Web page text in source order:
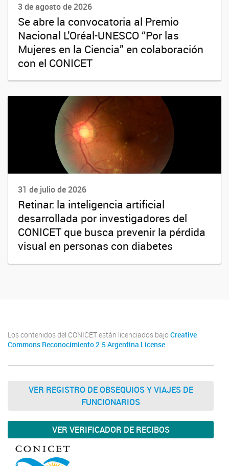
3 de agosto de 2026
Se abre la convocatoria al Premio
Nacional L’Oréal-UNESCO “Por las
Mujeres en la Ciencia” en colaboración
con el CONICET
31 de julio de 2026
Retinar: la inteligencia artificial
desarrollada por investigadores del
CONICET que busca prevenir la pérdida
visual en personas con diabetes
Los contenidos del CONICET están licenciados bajo Creative
Commons Reconocimiento 2.5 Argentina License
VER REGISTRO DE OBSEQUIOS Y VIAJES DE
FUNCIONARIOS
VER VERIFICADOR DE RECIBOS